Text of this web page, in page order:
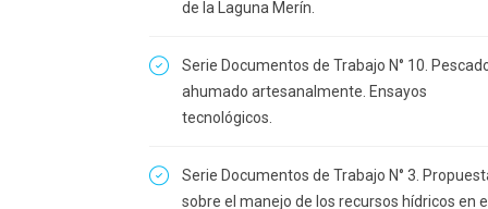
de la Laguna Merín.
Serie Documentos de Trabajo N° 10.
ahumado artesanalmente. Ensayos
tecnológicos.
Serie Documentos de Trabajo N° 3.
sobre el manejo de los recursos hídricos en el